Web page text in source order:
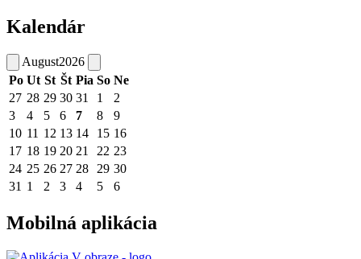
Kalendár
August2026
Po Ut St Št Pia So Ne
27 28 29 30 31 1
2
3
4 5 6 7 8
9
10 11 12 13 14 15 16
17 18 19 20 21 22 23
24 25 26 27 28 29 30
31 1 2 3 4 5 6
Mobilná aplikácia